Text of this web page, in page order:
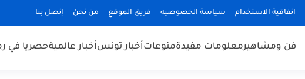
اتفاقية الاستخدام سياسة الخصوصيه فريق الموقع من نحن إتصل بنا
فن ومشاهيرمعلومات مفيدةمنوعاتأخبار تونسأخبار عالميةحصريا في